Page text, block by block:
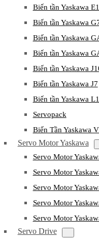
Biến tần Yaskawa
Biến tần Yaskawa
Biến tần Yaskawa
Biến tần Yaskawa
Biến tần Yaskawa
Biến tần Yaskawa J7
Biến tần Yaskawa
Servopack
Biến Tần Yaskawa
Servo Motor Yaskawa
Servo Motor
Servo Motor
Servo Motor
Servo Motor
Servo Motor
Servo Drive